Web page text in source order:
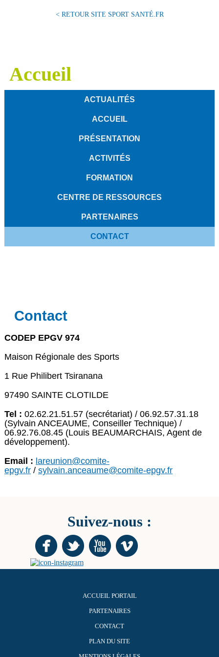
< RETOUR SITE SPORT SANTÉ.FR
Accueil
ACTUALITÉS
ACCUEIL
PRÉSENTATION
ACTIVITÉS
FORMATION
CENTRE DE RESSOURCES
PARTENAIRES
CONTACT
Contact
CODEP EPGV 974
Maison Régionale des Sports
1 Rue Philibert Tsiranana
97490 SAINTE CLOTILDE
Tel : 02.62.21.51.57 (secrétariat) / 06.92.57.31.18
(Sylvain ANCEAUME, Conseiller Technique) /
06.92.76.08.45 (Louis BEAUMARCHAIS, Agent de
développement).
Email : lareunion@comite-
epgv.fr/ sylvain.anceaume@comite-epgv.fr
Suivez-nous :
ACCUEIL PORTAIL
PARTENAIRES
CONTACT
PLAN DU SITE